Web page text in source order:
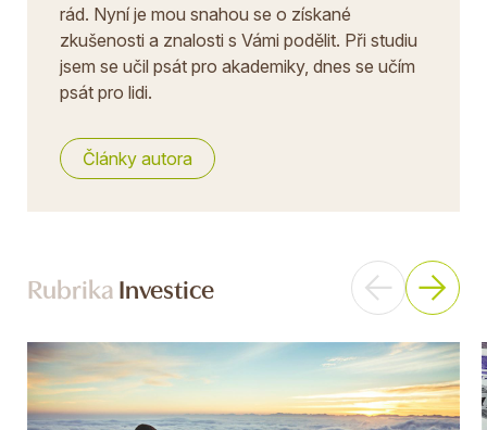
rád. Nyní je mou snahou se o získané
zkušenosti a znalosti s Vámi podělit. Při studiu
jsem se učil psát pro akademiky, dnes se učím
psát pro lidi.
Články autora
RubrikaInvestice